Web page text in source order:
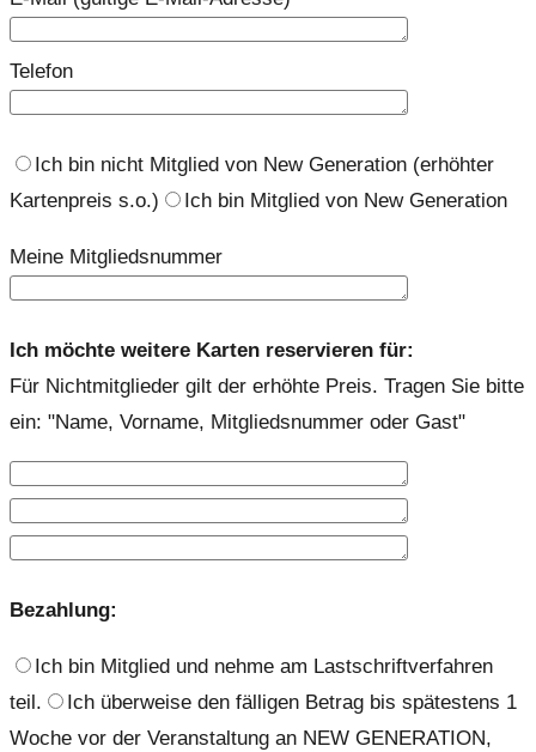
Telefon
Ich bin nicht Mitglied von New Generation (erhöhter
Kartenpreis s.o.)
Ich bin Mitglied von New Generation
Meine Mitgliedsnummer
Ich möchte weitere Karten reservieren für:
Für Nichtmitglieder gilt der erhöhte Preis. Tragen Sie bitte
ein: "Name, Vorname, Mitgliedsnummer oder Gast"
Bezahlung:
Ich bin Mitglied und nehme am Lastschriftverfahren
teil.
Ich überweise den fälligen Betrag bis spätestens 1
Woche vor der Veranstaltung an NEW GENERATION,